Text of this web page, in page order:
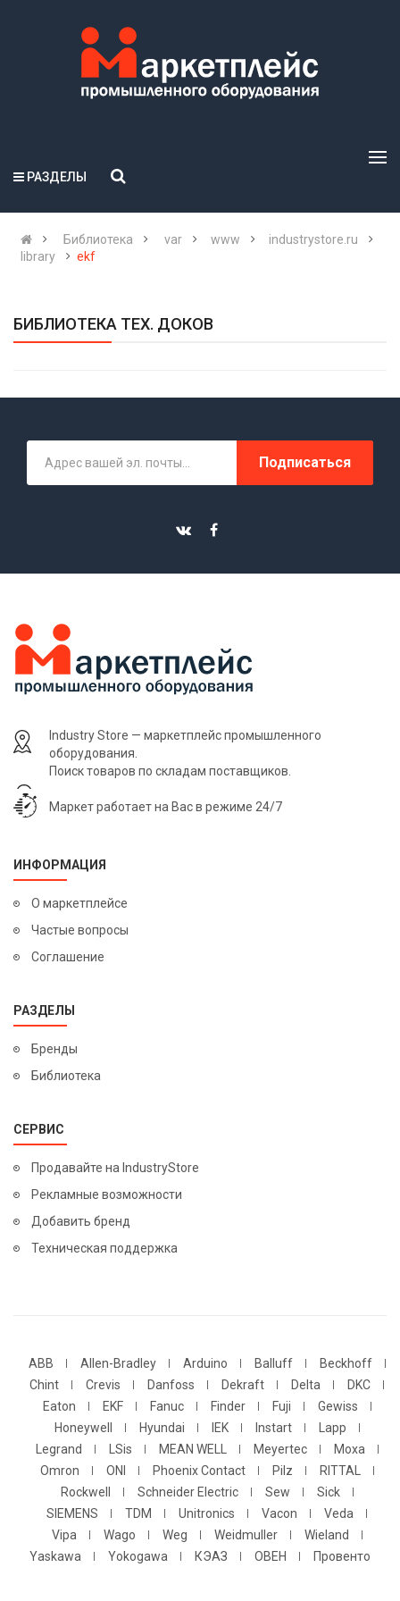
РАЗДЕЛЫ
Библиотека var www
industrystore.ru
library
ekf
БИБЛИОТЕКА ТЕХ. ДОКОВ
Подписаться
Industry Store — маркетплейс промышленного
оборудования.
Поиск товаров по складам поставщиков.
Маркет работает на Вас в режиме 24/7
ИНФОРМАЦИЯ
О маркетплейсе
Частые вопросы
Соглашение
РАЗДЕЛЫ
Бренды
Библиотека
СЕРВИС
Продавайте на IndustryStore
Рекламные возможности
Добавить бренд
Техническая поддержка
ABB Allen-Bradley Arduino Balluff
Beckhoff
Chint
Crevis Danfoss Dekraft Delta
DKC
Eaton
EKF Fanuc Finder Fuji
Gewiss
Honeywell
Hyundai IEK Instart
Lapp
Legrand
LSis MEAN WELL Meyertec
Moxa
Omron
ONI Phoenix Contact Pilz
RITTAL
Rockwell
Schneider Electric Sew
Sick
SIEMENS
TDM Unitronics Vacon
Veda
Vipa
Wago Weg Weidmuller
Wieland
Yaskawa
Yokogawa КЭАЗ ОВЕН Провенто